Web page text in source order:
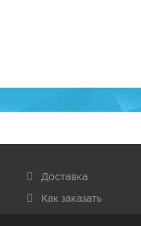
Доставка
Как заказать